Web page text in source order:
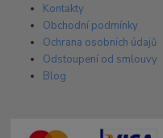
Kontakty
Obchodní podmínky
Ochrana osobních údajů
Odstoupení od smlouvy
Blog